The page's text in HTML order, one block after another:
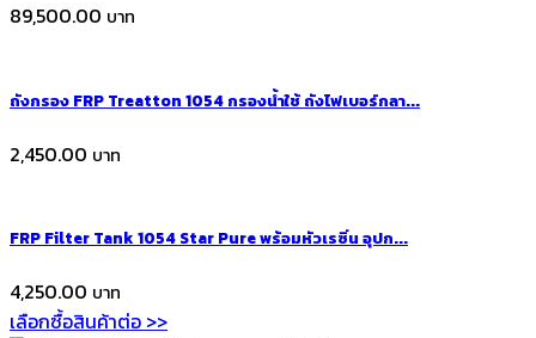
89,500.00
ถังกรอง FRP Treatton 1054 กรองน้ำใช้ ถังไฟเบอร์กลา...
2,450.00
FRP Filter Tank 1054 Star Pure พร้อมหัวเรซิ่น อุปก...
4,250.00
เลือกซื้อสินค้าต่อ >>